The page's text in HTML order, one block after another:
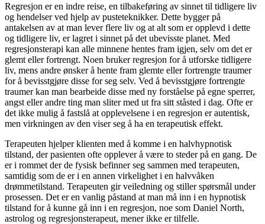
Regresjon er en indre reise, en tilbakeføring av sinnet til tidligere liv
og hendelser ved hjelp av pusteteknikker. Dette bygger på
antakelsen av at man lever flere liv og at alt som er opplevd i dette
og tidligere liv, er lagret i sinnet på det ubevisste planet. Med
regresjonsterapi kan alle minnene hentes fram igjen, selv om det er
glemt eller fortrengt. Noen bruker regresjon for å utforske tidligere
liv, mens andre ønsker å hente fram glemte eller fortrengte traumer
for å bevisstgjøre disse for seg selv. Ved å bevisstgjøre fortrengte
traumer kan man bearbeide disse med ny forståelse på egne sperrer,
angst eller andre ting man sliter med ut fra sitt ståsted i dag. Ofte er
det ikke mulig å fastslå at opplevelsene i en regresjon er autentisk,
men virkningen av den viser seg å ha en terapeutisk effekt.
Terapeuten hjelper klienten med å komme i en halvhypnotisk
tilstand, der pasienten ofte opplever å være to steder på en gang. De
er i rommet der de fysisk befinner seg sammen med terapeuten,
samtidig som de er i en annen virkelighet i en halvvåken
drømmetilstand. Terapeuten gir veiledning og stiller spørsmål under
prosessen. Det er en vanlig påstand at man må inn i en hypnotisk
tilstand for å kunne gå inn i en regresjon, noe som Daniel North,
astrolog og regresjonsterapeut, mener ikke er tilfelle.